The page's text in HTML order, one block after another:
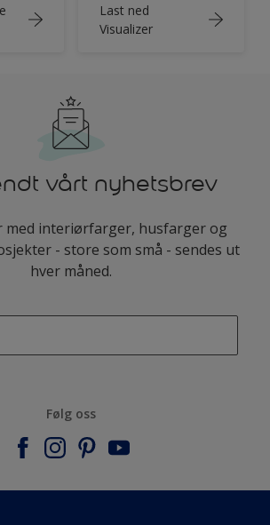
Last ned
Visualizer
vårt nyhetsbrev
med interiørfarger, husfarger og
- store som små - sendes ut
hver måned.
Følg oss